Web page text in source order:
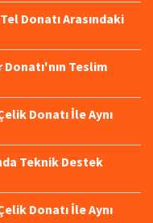
Donatı Arasındaki
Teslim
Donatı İle Aynı
Teknik Destek
Donatı İle Aynı